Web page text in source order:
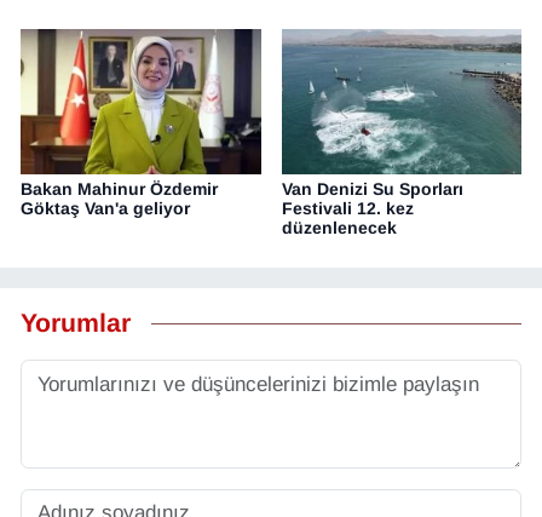
Bakan Mahinur Özdemir
Göktaş Van'a geliyor
Van Denizi Su Sporları
Festivali 12. kez
düzenlenecek
Yorumlar